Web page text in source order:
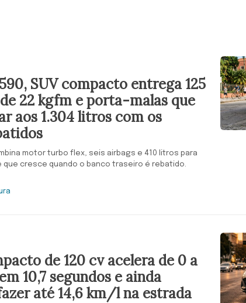
SUV compacto entrega 125
22 kgfm e porta-malas que
aos 1.304 litros com os
motor turbo flex, seis airbags e 410 litros para
que cresce quando o banco traseiro é rebatido.
de 120 cv acelera de 0 a
10,7 segundos e ainda
até 14,6 km/l na estrada